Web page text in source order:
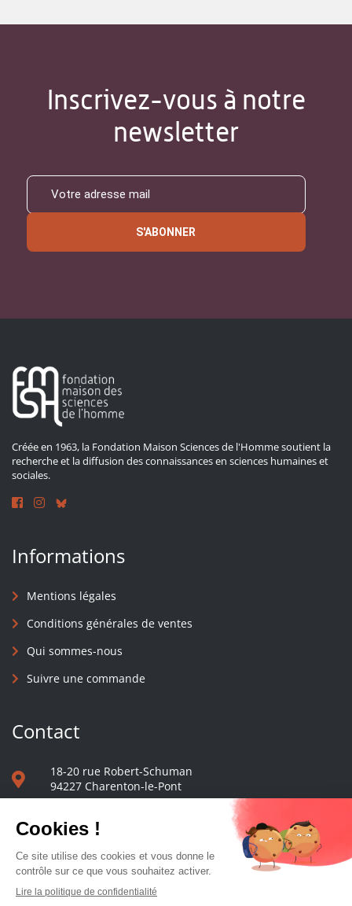
Inscrivez-vous à notre
newsletter
S'ABONNER
Créée en 1963, la Fondation Maison Sciences de l'Homme soutient la
recherche et la diffusion des connaissances en sciences humaines et
sociales.
Informations
Mentions légales
Conditions générales de ventes
Qui sommes-nous
Suivre une commande
Contact
18-20 rue Robert-Schuman
94227 Charenton-le-Pont